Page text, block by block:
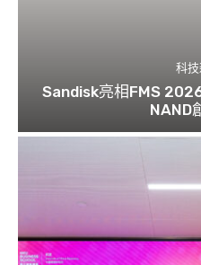
科技
Sandisk亮相FMS
NAND